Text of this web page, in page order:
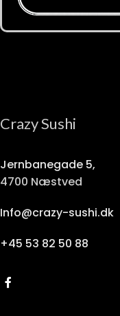
Crazy Sushi
Jernbanegade 5,
4700 Næstved
Info@crazy-sushi.dk
+45 53 82 50 88